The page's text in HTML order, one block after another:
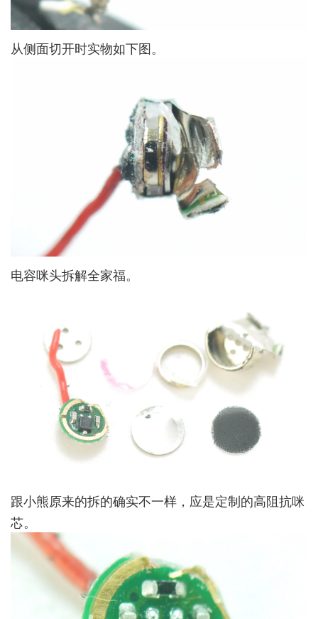
从侧面切开时实物如下图。
电容咪头拆解全家福。
跟小熊原来的拆的确实不一样，应是定制的高阻抗咪
芯。